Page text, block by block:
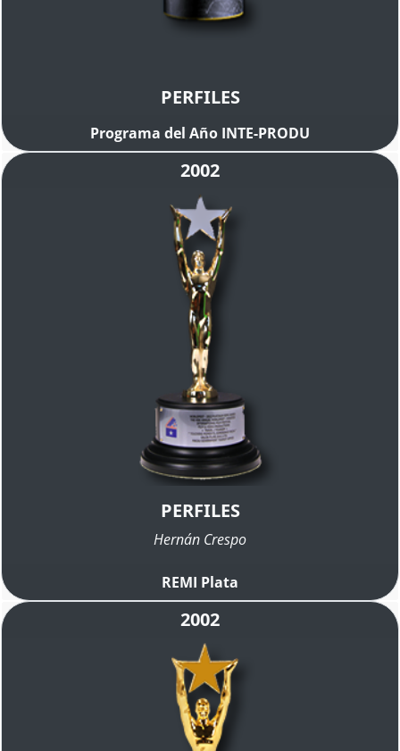
PERFILES
Programa del Año INTE-PRODU
2002
PERFILES
Hernán Crespo
REMI Plata
2002